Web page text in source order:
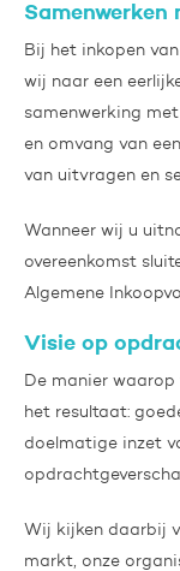
Samenwerken
Bij het inkopen
wij naar een
samenwerking
en omvang van
van uitvragen en
Wanneer wij u
overeenkomst
Algemene
Visie op
De manier
het resultaat:
doelmatige inzet
Wij kijken daarbij
markt, onze